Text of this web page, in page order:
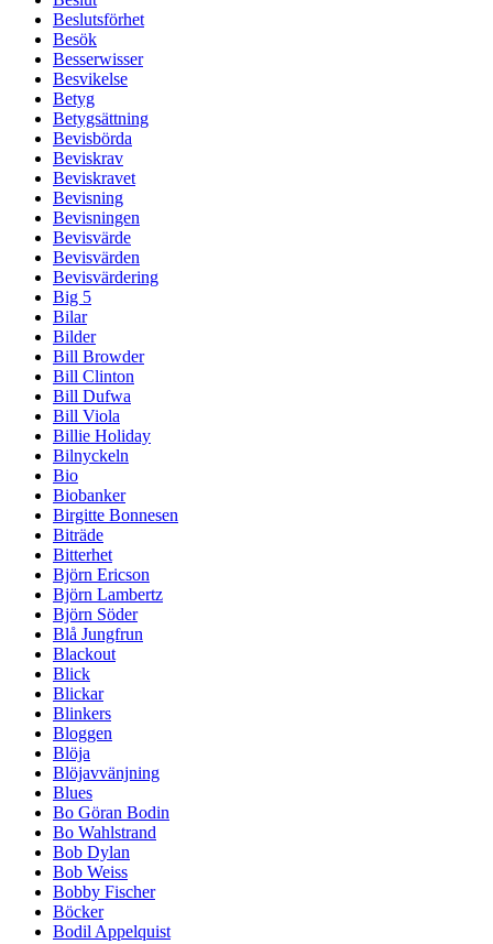
Beslutsförhet
Besök
Besserwisser
Besvikelse
Betyg
Betygsättning
Bevisbörda
Beviskrav
Beviskravet
Bevisning
Bevisningen
Bevisvärde
Bevisvärden
Bevisvärdering
Big 5
Bilar
Bilder
Bill Browder
Bill Clinton
Bill Dufwa
Bill Viola
Billie Holiday
Bilnyckeln
Bio
Biobanker
Birgitte Bonnesen
Biträde
Bitterhet
Björn Ericson
Björn Lambertz
Björn Söder
Blå Jungfrun
Blackout
Blick
Blickar
Blinkers
Bloggen
Blöja
Blöjavvänjning
Blues
Bo Göran Bodin
Bo Wahlstrand
Bob Dylan
Bob Weiss
Bobby Fischer
Böcker
Bodil Appelquist